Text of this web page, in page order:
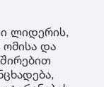
ლიდერის,
ომისა და